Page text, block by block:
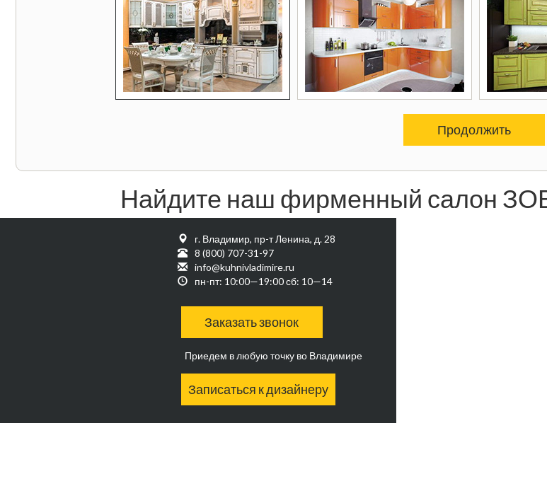
Продолжить
Найдите наш фирменный салон
г. Владимир, пр-т Ленина, д. 28
8 (800) 707-31-97
info@kuhnivladimire.ru
пн-пт: 10:00—19:00 сб: 10—14
Заказать звонок
Приедем в любую точку во Владимире
Записаться к дизайнеру